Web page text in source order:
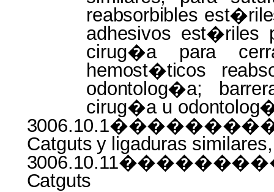
reabsorbibles
adhesivos
cirug�a para
hemost�ticos
odontolog�a;
cirug�a u
Catguts y ligaduras similares,
Catguts